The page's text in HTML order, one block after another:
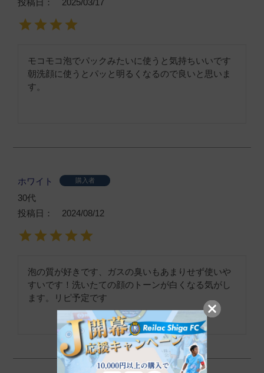
投稿日
2025/03/17
モコモコ泡でパックみたいに使うと気持ちいいです
朝洗顔に使うとパッと明るくなるので良いと思いま
す。
ホワイト 購入者
30代
投稿日
2024/08/12
泡の質が好きです、ガスの臭いもあまりせず使いや
すいです！洗いたての顔のトーンが白くなる気がし
ます。リピ予定です